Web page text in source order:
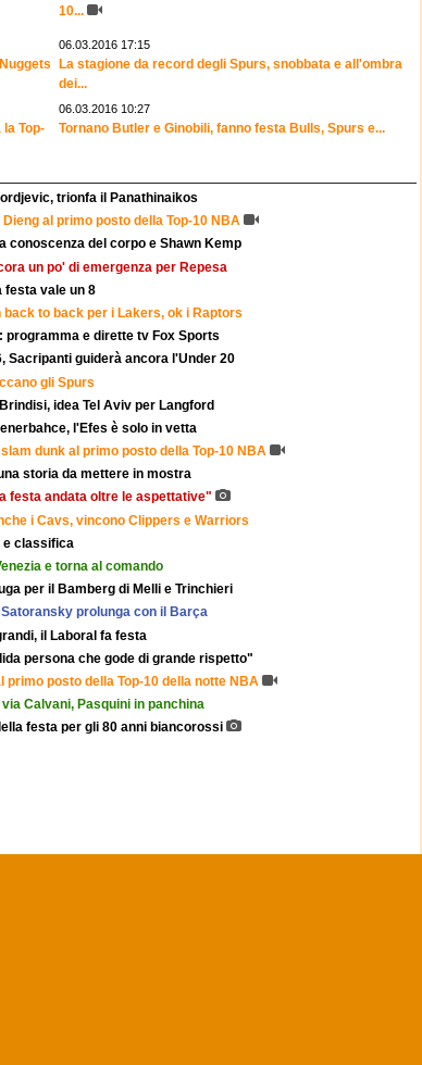
10...
06.03.2016 17:15
La stagione da record degli Spurs, snobbata e all'ombra
dei...
Top-
06.03.2016 10:27
Tornano Butler e Ginobili, fanno festa Bulls, Spurs e...
trionfa il Panathinaikos
al primo posto della Top-10 NBA
conoscenza del corpo e Shawn Kemp
un po' di emergenza per Repesa
festa vale un 8
to back per i Lakers, ok i Raptors
programma e dirette tv Fox Sports
Sacripanti guiderà ancora l'Under 20
gli Spurs
idea Tel Aviv per Langford
l'Efes è solo in vetta
dunk al primo posto della Top-10 NBA
storia da mettere in mostra
festa andata oltre le aspettative"
i Cavs, vincono Clippers e Warriors
e classifica
e torna al comando
per il Bamberg di Melli e Trinchieri
prolunga con il Barça
il Laboral fa festa
persona che gode di grande rispetto"
posto della Top-10 della notte NBA
Calvani, Pasquini in panchina
festa per gli 80 anni biancorossi